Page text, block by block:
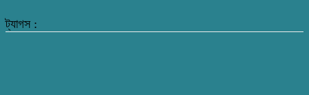
ট্যাগস :